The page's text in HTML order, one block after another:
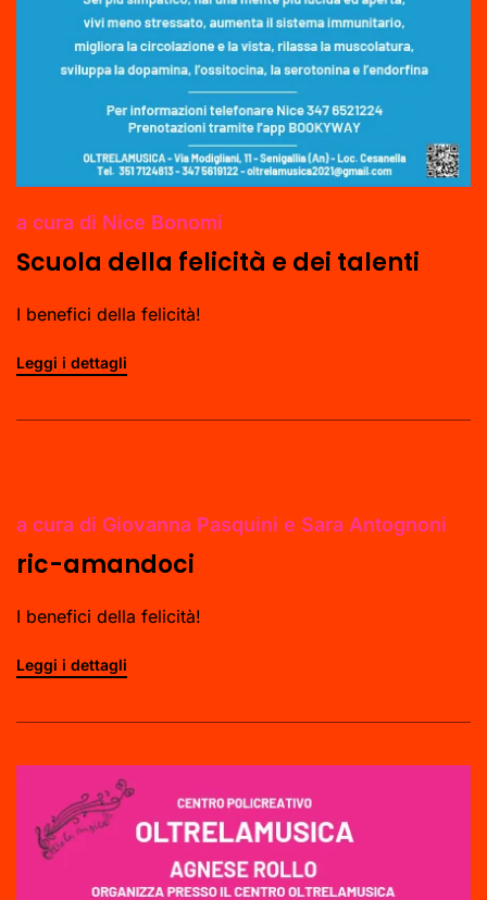
a cura di Nice Bonomi
Scuola della felicità e dei talenti
I benefici della felicità!
Leggi i dettagli
a cura di Giovanna Pasquini e Sara Antognoni
ric-amandoci
I benefici della felicità!
Leggi i dettagli